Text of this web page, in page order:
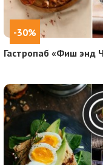
-30%
Гастропаб «Фиш энд